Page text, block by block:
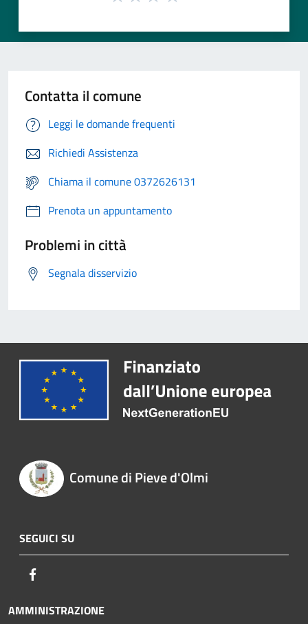
Contatta il comune
Leggi le domande frequenti
Richiedi Assistenza
Chiama il comune 0372626131
Prenota un appuntamento
Problemi in città
Segnala disservizio
Comune di Pieve d'Olmi
SEGUICI SU
AMMINISTRAZIONE